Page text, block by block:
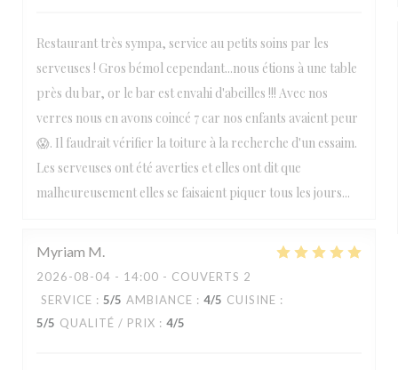
Restaurant très sympa, service au petits soins par les
serveuses ! Gros bémol cependant...nous étions à une table
près du bar, or le bar est envahi d'abeilles !!! Avec nos
verres nous en avons coincé 7 car nos enfants avaient peur
😱. Il faudrait vérifier la toiture à la recherche d'un essaim.
Les serveuses ont été averties et elles ont dit que
malheureusement elles se faisaient piquer tous les jours...
Myriam M
2026-08-04 - 14:00 - COUVERTS 2
SERVICE : 5/5 AMBIANCE : 4/5 CUISINE :
5/5 QUALITÉ / PRIX : 4/5